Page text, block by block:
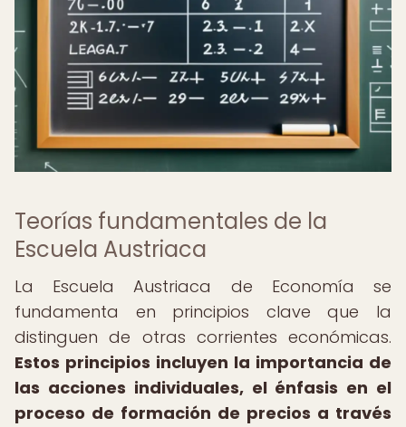
Teorías fundamentales de la
Escuela Austriaca
La Escuela Austriaca de Economía se
fundamenta en principios clave que la
distinguen de otras corrientes económicas.
Estos principios incluyen la importancia de
las acciones individuales, el énfasis en el
proceso de formación de precios a través